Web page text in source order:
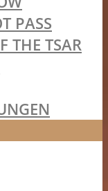
PASS
THE TSAR